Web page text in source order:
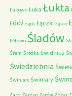
Łubowo Łuka Łukta
Łódź Łąck Łączki Łąkie
Łętowo Śladów
Śrem Śródka Świdnica
Świedziebnia
Świniarc Świniary